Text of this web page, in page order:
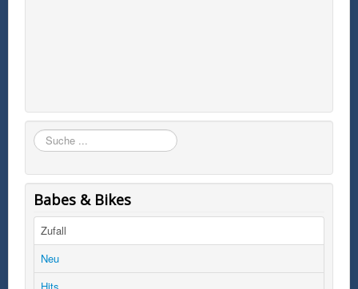
Suchen
Babes & Bikes
Zufall
Neu